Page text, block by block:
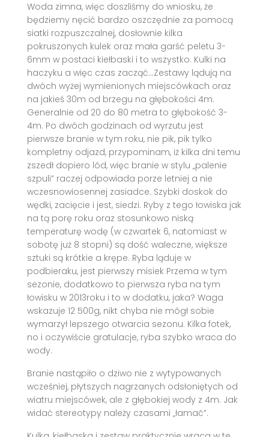
Woda zimna, więc doszliśmy do wniosku, że
będziemy nęcić bardzo oszczędnie za pomocą
siatki rozpuszczalnej, dosłownie kilka
pokruszonych kulek oraz mała garść peletu 3-
6mm w postaci kiełbaski i to wszystko. Kulki na
haczyku a więc czas zacząć…Zestawy lądują na
dwóch wyżej wymienionych miejscówkach oraz
na jakieś 30m od brzegu na głębokości 4m.
Generalnie od 20 do 80 metra to głębokość 3-
4m. Po dwóch godzinach od wyrzutu jest
pierwsze branie w tym roku, nie pik, pik tylko
kompletny odjazd, przypominam, iż kilka dni temu
zszedł dopiero lód, więc branie w stylu „palenie
szpuli” raczej odpowiada porze letniej a nie
wczesnowiosennej zasiadce. Szybki doskok do
wędki, zacięcie i jest, siedzi. Ryby z tego łowiska jak
na tą porę roku oraz stosunkowo niską
temperaturę wodę (w czwartek 6, natomiast w
sobotę już 8 stopni) są dość waleczne, większe
sztuki są krótkie a krępe. Ryba ląduje w
podbieraku, jest pierwszy misiek Przema w tym
sezonie, dodatkowo to pierwsza ryba na tym
łowisku w 2013roku i to w dodatku, jaka? Waga
wskazuje 12 500g, nikt chyba nie mógł sobie
wymarzył lepszego otwarcia sezonu. Kilka fotek,
no i oczywiście gratulacje, ryba szybko wraca do
wody.
Branie nastąpiło o dziwo nie z wytypowanych
wcześniej, płytszych nagrzanych odsłoniętych od
wiatru miejscówek, ale z głębokiej wody z 4m. Jak
widać stereotypy należy czasami „łamać”.